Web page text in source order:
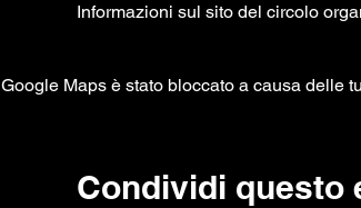
Informazioni sul sito del circolo
Google Maps è stato bloccato a causa delle
Condividi questo